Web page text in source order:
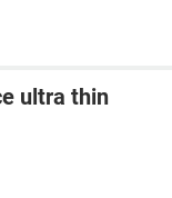
ultra thin